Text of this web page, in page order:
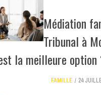
Médiation
Tribunal à
la meilleure option
FAMILLE 24